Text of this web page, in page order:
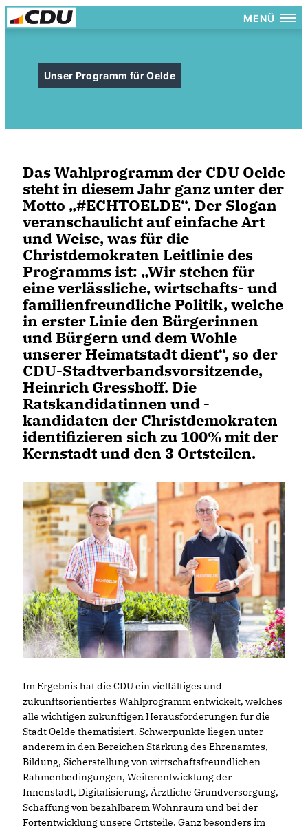
MENÜ
Unser Programm für Oelde
Das Wahlprogramm der CDU Oelde
steht in diesem Jahr ganz unter der
Motto „#ECHTOELDE“. Der Slogan
veranschaulicht auf einfache Art
und Weise, was für die
Christdemokraten Leitlinie des
Programms ist: „Wir stehen für
eine verlässliche, wirtschafts- und
familienfreundliche Politik, welche
in erster Linie den Bürgerinnen
und Bürgern und dem Wohle
unserer Heimatstadt dient“, so der
CDU-Stadtverbandsvorsitzende,
Heinrich Gresshoff. Die
Ratskandidatinnen und -
kandidaten der Christdemokraten
identifizieren sich zu 100% mit der
Kernstadt und den 3 Ortsteilen.
Im Ergebnis hat die CDU ein vielfältiges und
zukunftsorientiertes Wahlprogramm entwickelt, welches
alle wichtigen zukünftigen Herausforderungen für die
Stadt Oelde thematisiert. Schwerpunkte liegen unter
anderem in den Bereichen Stärkung des Ehrenamtes,
Bildung, Sicherstellung von wirtschaftsfreundlichen
Rahmenbedingungen, Weiterentwicklung der
Innenstadt, Digitalisierung, Ärztliche Grundversorgung,
Schaffung von bezahlbarem Wohnraum und bei der
Fortentwicklung unsere Ortsteile. Ganz besonders im